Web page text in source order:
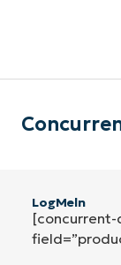
LogMeln
[concurrent-